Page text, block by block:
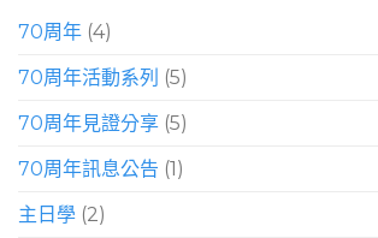
70周年 (4)
70周年活動系列 (5)
70周年見證分享 (5)
70周年訊息公告 (1)
主日學 (2)